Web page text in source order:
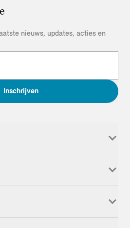
nieuws, updates, acties en
Inschrijven